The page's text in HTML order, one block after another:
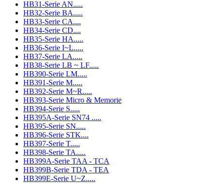
HB31-Serie AN.....
HB32-Serie BA.....
HB33-Serie CA....
HB34-Serie CD....
HB35-Serie HA.....
HB36-Serie I~L.....
HB37-Serie LA.....
HB38-Serie LB ~ LF.....
HB390-Serie LM.....
HB391-Serie M.....
HB392-Serie M~R.....
HB393-Serie Micro & Memorie
HB394-Serie S.....
HB395A-Serie SN74 .....
HB395-Serie SN.....
HB396-Serie STK....
HB397-Serie T.....
HB398-Serie TA.....
HB399A-Serie TAA - TCA
HB399B-Serie TDA - TEA
HB399E-Serie U~Z.....